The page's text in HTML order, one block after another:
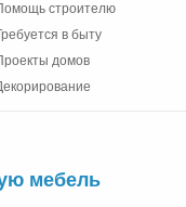
строителю
в быту
домов
мебель